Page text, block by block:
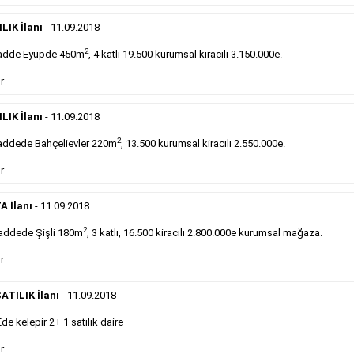
Devrenkiralık maltepede çayocağı....
Devamını Gör
takip ederek farklı ilan türleri hakkında detaylara ulaşabilir, ilan
Sarı sayfa ilanlar alım- satım, duyuru, mini reklam
İlanı - 11.09.2018
Eyüpde 450m2, 4 katlı 19.500 kurumsal kiracılı 3.150.000e.
İlanı - 11.09.2018
Bahçelievler 220m2, 13.500 kurumsal kiracılı 2.550.000e.
İlanı - 11.09.2018
Şişli 180m2, 3 katlı, 16.500 kiracılı 2.800.000e kurumsal mağaza.
İlanı - 11.09.2018
kelepir 2+ 1 satılık daire